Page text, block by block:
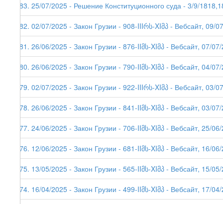
283. 25/07/2025 - Решение Конституционного суда - 3/9/
282. 02/07/2025 - Закон Грузии - 908-IIIრს-XIმპ - Вебсайт, 09/
281. 26/06/2025 - Закон Грузии - 876-IIმს-XIმპ - Вебсайт, 07/
280. 26/06/2025 - Закон Грузии - 790-IIმს-XIმპ - Вебсайт, 04/
279. 02/07/2025 - Закон Грузии - 922-IIIრს-XIმპ - Вебсайт, 03/
278. 26/06/2025 - Закон Грузии - 841-IIმს-XIმპ - Вебсайт, 03/
277. 24/06/2025 - Закон Грузии - 706-IIმს-XIმპ - Вебсайт, 25/
276. 12/06/2025 - Закон Грузии - 681-IIმს-XIმპ - Вебсайт, 16/
275. 13/05/2025 - Закон Грузии - 565-IIმს-XIმპ - Вебсайт, 15/
274. 16/04/2025 - Закон Грузии - 499-IIმს-XIმპ - Вебсайт, 17/